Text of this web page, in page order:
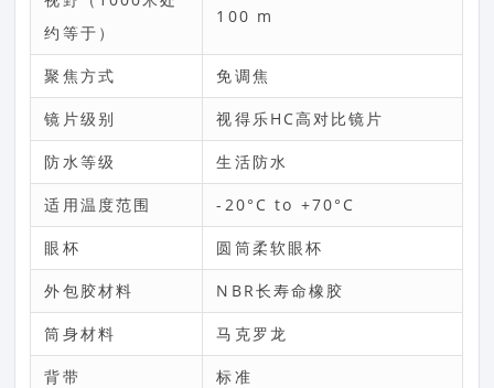
约等于）
100 m
聚焦方式 免调焦
镜片级别 视得乐HC高对比镜片
防水等级 生活防水
适用温度范围 -20°C to +70°C
眼杯 圆筒柔软眼杯
外包胶材料 NBR长寿命橡胶
筒身材料 马克罗龙
背带 标准